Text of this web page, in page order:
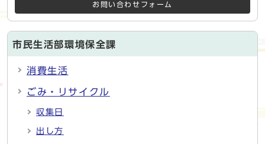
お問い合わせフォーム
市民生活部環境保全課
消費生活
ごみ・リサイクル
収集日
出し方